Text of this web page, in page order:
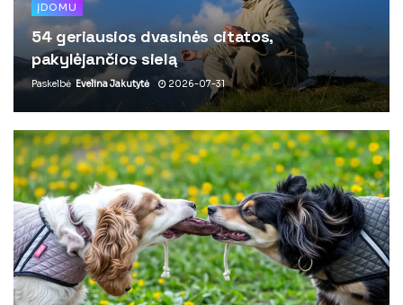
ĮDOMU
54 geriausios dvasinės citatos,
pakylėjančios sielą
Paskelbė Evelina Jakutytė 2026-07-31